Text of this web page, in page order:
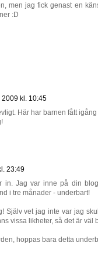
men jag fick genast en
:D
2009 kl. 10:45
Här har barnen fått
23:49
in. Jag var inne på din
i tre månader - underbart!
Själv vet jag inte var jag
vissa likheter, så det är väl
hoppas bara detta